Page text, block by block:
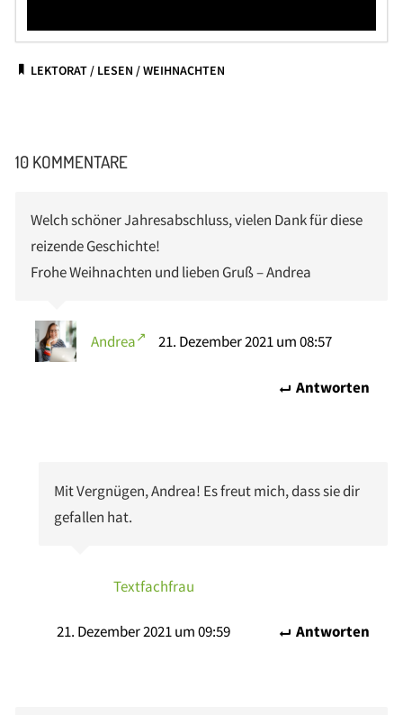
LEKTORAT/ LESEN /WEIHNACHTEN
10 KOMMENTARE
Welch schöner Jahresabschluss, vielen Dank für diese
reizende Geschichte!
Frohe Weihnachten und lieben Gruß – Andrea
Andrea 21. Dezember 2021 um 08:57
Antworten
Mit Vergnügen, Andrea! Es freut mich, dass sie dir
gefallen hat.
Textfachfrau
21. Dezember 2021 um 09:59 Antworten